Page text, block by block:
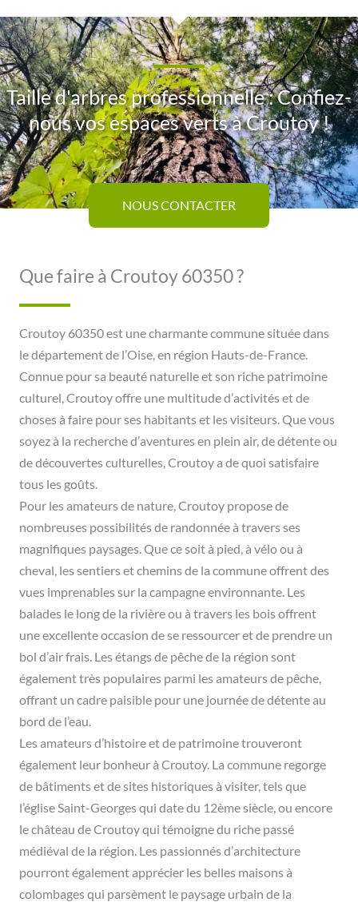
Taille d'arbres professionnelle : Confiez-
nous vos espaces verts à Croutoy !
NOUS CONTACTER
Que faire à Croutoy 60350 ?
Croutoy 60350 est une charmante commune située dans
le département de l’Oise, en région Hauts-de-France.
Connue pour sa beauté naturelle et son riche patrimoine
culturel, Croutoy offre une multitude d’activités et de
choses à faire pour ses habitants et les visiteurs. Que vous
soyez à la recherche d’aventures en plein air, de détente ou
de découvertes culturelles, Croutoy a de quoi satisfaire
tous les goûts.
Pour les amateurs de nature, Croutoy propose de
nombreuses possibilités de randonnée à travers ses
magnifiques paysages. Que ce soit à pied, à vélo ou à
cheval, les sentiers et chemins de la commune offrent des
vues imprenables sur la campagne environnante. Les
balades le long de la rivière ou à travers les bois offrent
une excellente occasion de se ressourcer et de prendre un
bol d’air frais. Les étangs de pêche de la région sont
également très populaires parmi les amateurs de pêche,
offrant un cadre paisible pour une journée de détente au
bord de l’eau.
Les amateurs d’histoire et de patrimoine trouveront
également leur bonheur à Croutoy. La commune regorge
de bâtiments et de sites historiques à visiter, tels que
l’église Saint-Georges qui date du 12ème siècle, ou encore
le château de Croutoy qui témoigne du riche passé
médiéval de la région. Les passionnés d’architecture
pourront également apprécier les belles maisons à
colombages qui parsèment le paysage urbain de la